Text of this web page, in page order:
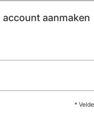
account aanmaken
*
de darapladib en
van belangrijke
was lager
als het
voor
sterfte (4.5%
nierfalen was